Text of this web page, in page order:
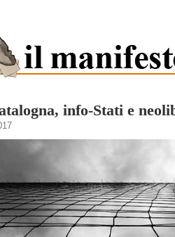
info-Stati e